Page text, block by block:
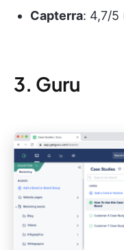
Capterra: 4,7/5
3. Guru